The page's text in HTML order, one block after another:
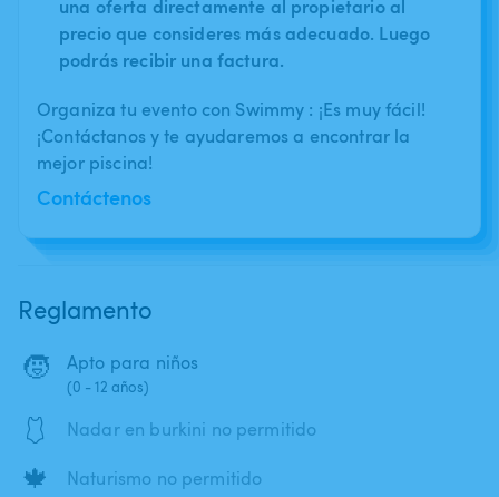
una oferta directamente al propietario al
precio que consideres más adecuado. Luego
podrás recibir una factura.
Organiza tu evento con Swimmy : ¡Es muy fácil!
¡Contáctanos y te ayudaremos a encontrar la
mejor piscina!
Contáctenos
Reglamento
🧒 Apto para niños
(0 - 12 años)
🩱 Nadar en burkini no permitido
🍁 Naturismo no permitido